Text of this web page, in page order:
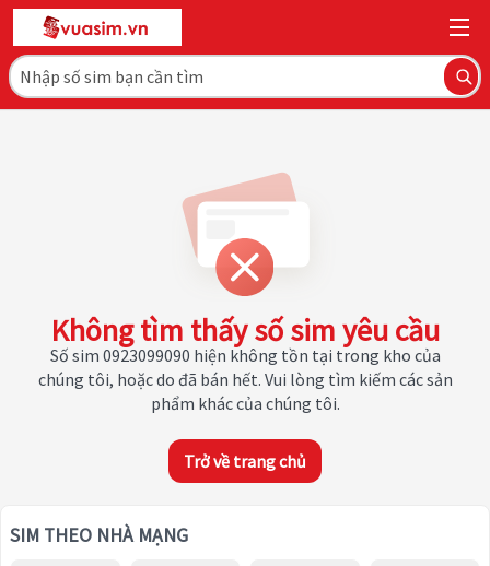
Không tìm thấy số sim yêu cầu
Số sim 0923099090 hiện không tồn tại trong kho của
chúng tôi, hoặc do đã bán hết. Vui lòng tìm kiếm các sản
phẩm khác của chúng tôi.
Trở về trang chủ
SIM THEO NHÀ MẠNG